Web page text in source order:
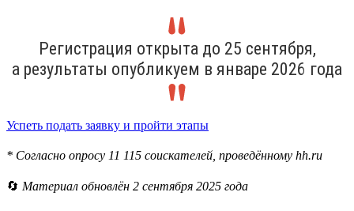
Регистрация открыта до 25 сентября,
а результаты опубликуем в январе 2026 года
Успеть подать заявку и пройти этапы
* Согласно опросу 11 115 соискателей, проведённому hh.ru
🔄 Материал обновлён 2 сентября 2025 года